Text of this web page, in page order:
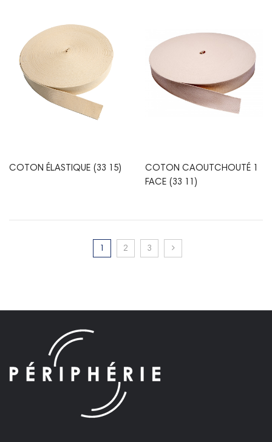
COTON ÉLASTIQUE (33 15)
COTON CAOUTCHOUTÉ 1
FACE (33 11)
1 2 3